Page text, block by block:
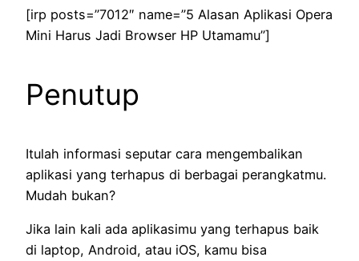
[irp posts=”7012″ name=”5 Alasan Aplikasi Opera
Mini Harus Jadi Browser HP Utamamu”]
Penutup
Itulah informasi seputar cara mengembalikan
aplikasi yang terhapus di berbagai perangkatmu.
Mudah bukan?
Jika lain kali ada aplikasimu yang terhapus baik
di laptop, Android, atau iOS, kamu bisa